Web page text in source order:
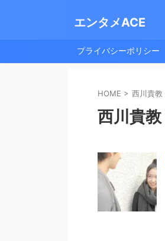
エンタメACE
プライバシーポリシー
HOME > 西川貴教
西川貴教